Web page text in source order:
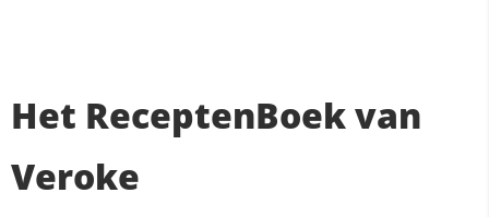
Het ReceptenBoek van
Veroke